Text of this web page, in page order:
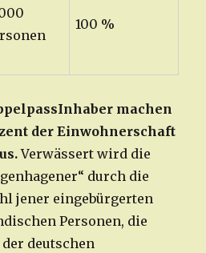
100 %
machen
der Einwohnerschaft
Verwässert wird die
durch die
jener eingebürgerten
Personen, die
deutschen